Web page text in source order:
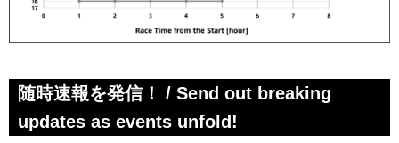
随時速報を発信！ / Send out breaking
updates as events unfold!